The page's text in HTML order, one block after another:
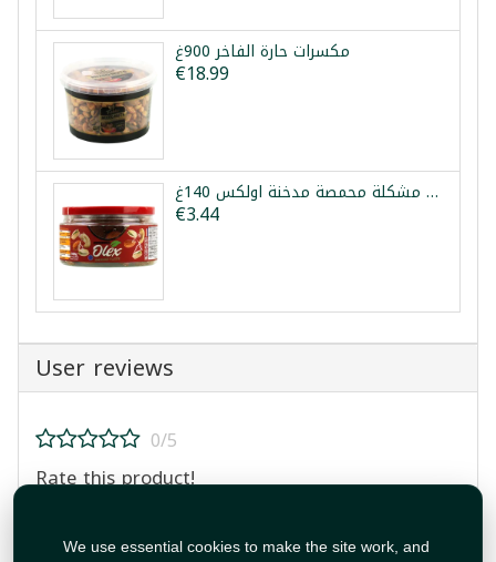
We use essential cookies to make the site work, and
مكسرات حارة الفاخر 900غ
€18.99
مكسرات مشكلة محمصة مدخنة اولكس 140غ
€3.44
User reviews
0/5
Rate this product!